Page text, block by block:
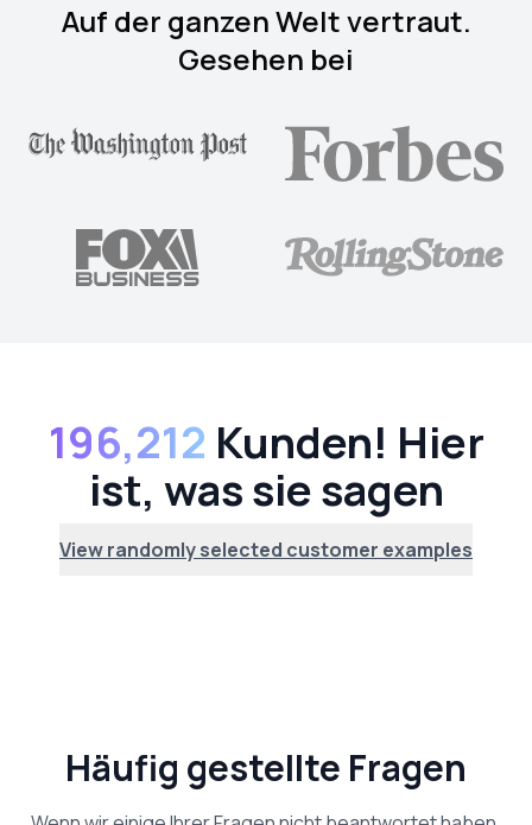
Auf der ganzen Welt vertraut.
Gesehen bei
196,212 Kunden! Hier
ist, was sie sagen
View randomly selected customer examples
Häufig gestellte Fragen